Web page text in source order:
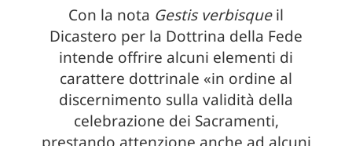
Con la nota Gestis verbisqueil
Dicastero per la Dottrina della Fede
intende offrire alcuni elementi di
carattere dottrinale «in ordine al
discernimento sulla validità della
celebrazione dei Sacramenti,